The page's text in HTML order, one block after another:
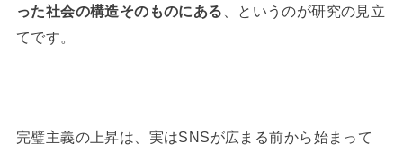
った社会の構造そのものにある 、というのが研究の見立
てです。
完璧主義の上昇は、実はSNSが広まる前から始まって